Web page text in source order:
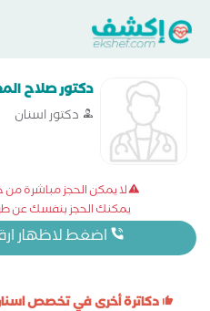
دكتور صلاح
دكتور اسنان
لا يمكن الحجز مباشرة
يمكنك الحجز بنفسك عن
اضغط لاظهار
دكاترة أخرى في تخصص